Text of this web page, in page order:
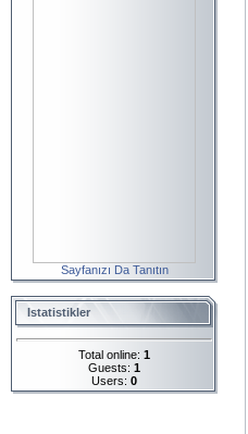
Sayfanızı Da Tanıtın
Istatistikler
Total online: 1
Guests: 1
Users: 0